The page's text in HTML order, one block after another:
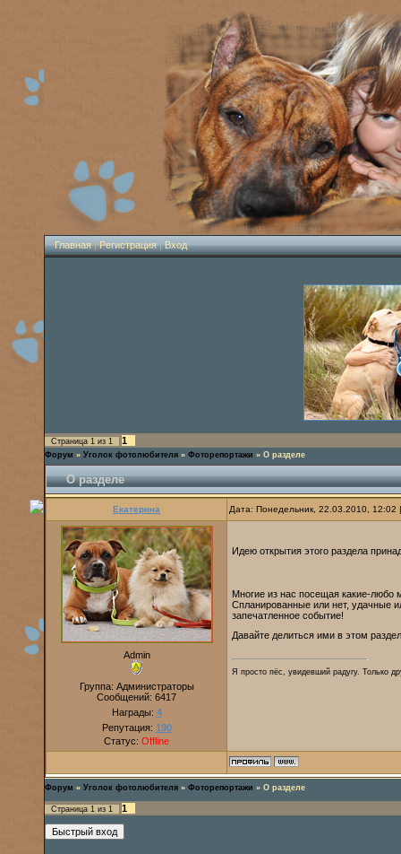
Главная|Регистрация|Вход
Страница 1 из 1 1
Форум » Уголок фотолюбителя » Фоторепортажи » О разделе
О разделе
Екатерина Дата: Понедельник, 22.03.2010,
Admin
Группа: Администраторы
Сообщений: 6417
Награды: 4
Репутация: 190
Статус: Offline
Идею открытия этого раздела
Многие из нас посещая какие-любо
Спланированные или нет, удачные
запечатленное событие!
Давайте делиться ими в этом
Я просто пёс, увидевший радугу. Только
Форум » Уголок фотолюбителя » Фоторепортажи » О разделе
Страница 1 из 1 1